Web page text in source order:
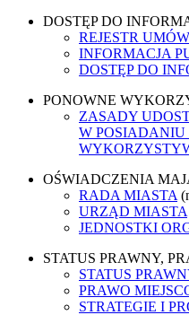
DOSTĘP DO
REJESTR
INFORMACJA
DOSTĘP DO
PONOWNE
ZASADY
W POSIADANIU
OŚWIADCZENIA
RADA MIASTA
URZĄD MIASTA
JEDNOSTKI
STATUS PRAWNY,
STATUS
PRAWO
STRATEGIE I